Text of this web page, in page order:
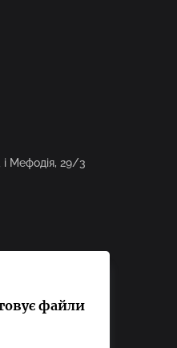
Мефодія, 29/3
мережах
файли